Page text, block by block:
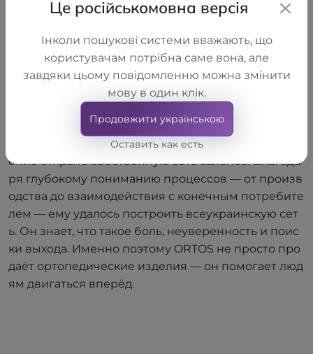
Алексей Шелковский
Алексей Шелковский — сооснователь и идейный
вдохновитель сети ортопедических салонов ORT
OS. Имея медицинское и экономическое образов
ание, он создавал ORTOS не как бизнес, а как мест
о, где людям действительно помогают. В 2012 году,
имея крупное производственное предприятие LL
C "TORHOVYI DIM "ALKOM", он первым принял реш
ение открыть собственную сеть салонов. Благода
ря глубокому пониманию процессов — от произв
одства до взаимодействия с конечным потребите
лем — ему удалось построить всеукраинскую сет
ь. Он знает, что такое боль, неуверенность и поис
ки выхода. Именно поэтому ORTOS не просто про
даёт ортопедические изделия — он помогает люд
ям двигаться вперёд.
Це російськомовна версія
Інколи пошукові системи вважають, що
користувачам потрібна саме вона, але
завдяки цьому повідомленню можна змінити
мову в один клік.
Продовжити українською
Оставить как есть